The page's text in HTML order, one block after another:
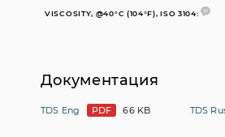
VISCOSITY, @40°C (104°F), ISO 3104:
Документация
TDS Eng PDF 66 KB TDS